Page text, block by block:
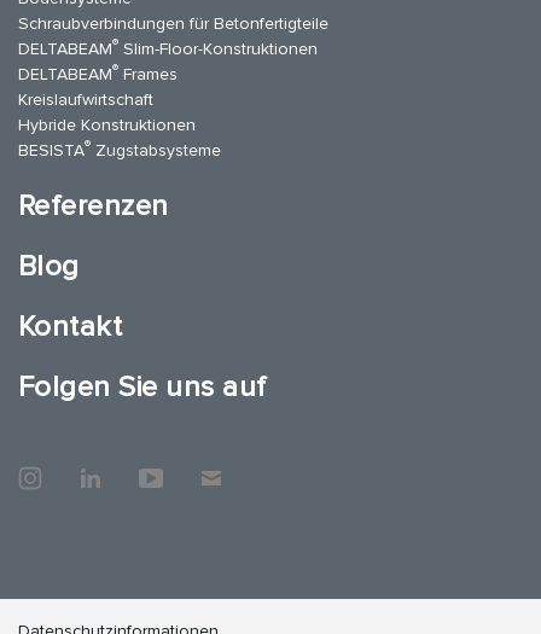
Schraubverbindungen für Betonfertigteile
DELTABEAM® Slim-Floor-Konstruktionen
DELTABEAM® Frames
Kreislaufwirtschaft
Hybride Konstruktionen
BESISTA® Zugstabsysteme
Referenzen
Blog
Kontakt
Folgen Sie uns auf